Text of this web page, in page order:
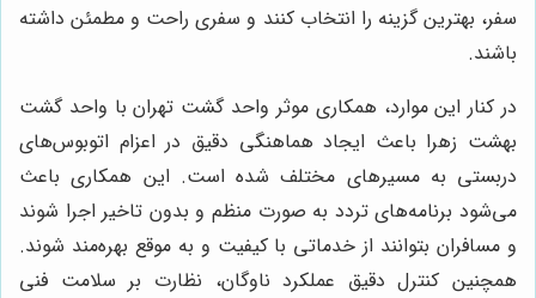
سفر، بهترین گزینه را انتخاب کنند و سفری راحت و مطمئن داشته
باشند.
در کنار این موارد، همکاری موثر واحد گشت تهران با واحد گشت
بهشت زهرا باعث ایجاد هماهنگی دقیق در اعزام اتوبوس‌های
دربستی به مسیرهای مختلف شده است. این همکاری باعث
می‌شود برنامه‌های تردد به صورت منظم و بدون تاخیر اجرا شوند
و مسافران بتوانند از خدماتی با کیفیت و به موقع بهره‌مند شوند.
همچنین کنترل دقیق عملکرد ناوگان، نظارت بر سلامت فنی